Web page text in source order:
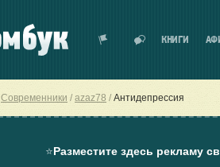
КНИГИ
Современники azaz78 Антидепрессия
⭐Разместите здесь рекламу